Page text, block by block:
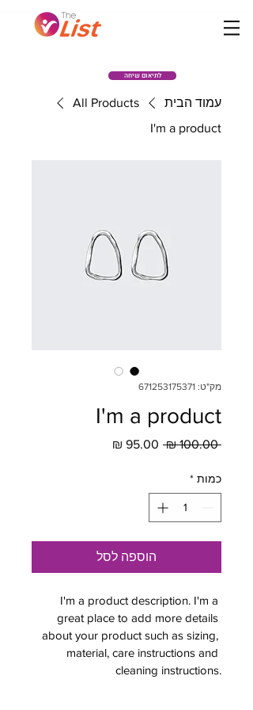
לתיאום שיחה
עמוד הבית
All Products
I'm a product
מק"ט: 671253175371
I'm a product
‏100.00 ‏₪
מחיר
כמות *
הוספה לסל
I'm a product description. I'm a
great place to add more details
about your product such as sizing,
material, care instructions and
cleaning instructions.